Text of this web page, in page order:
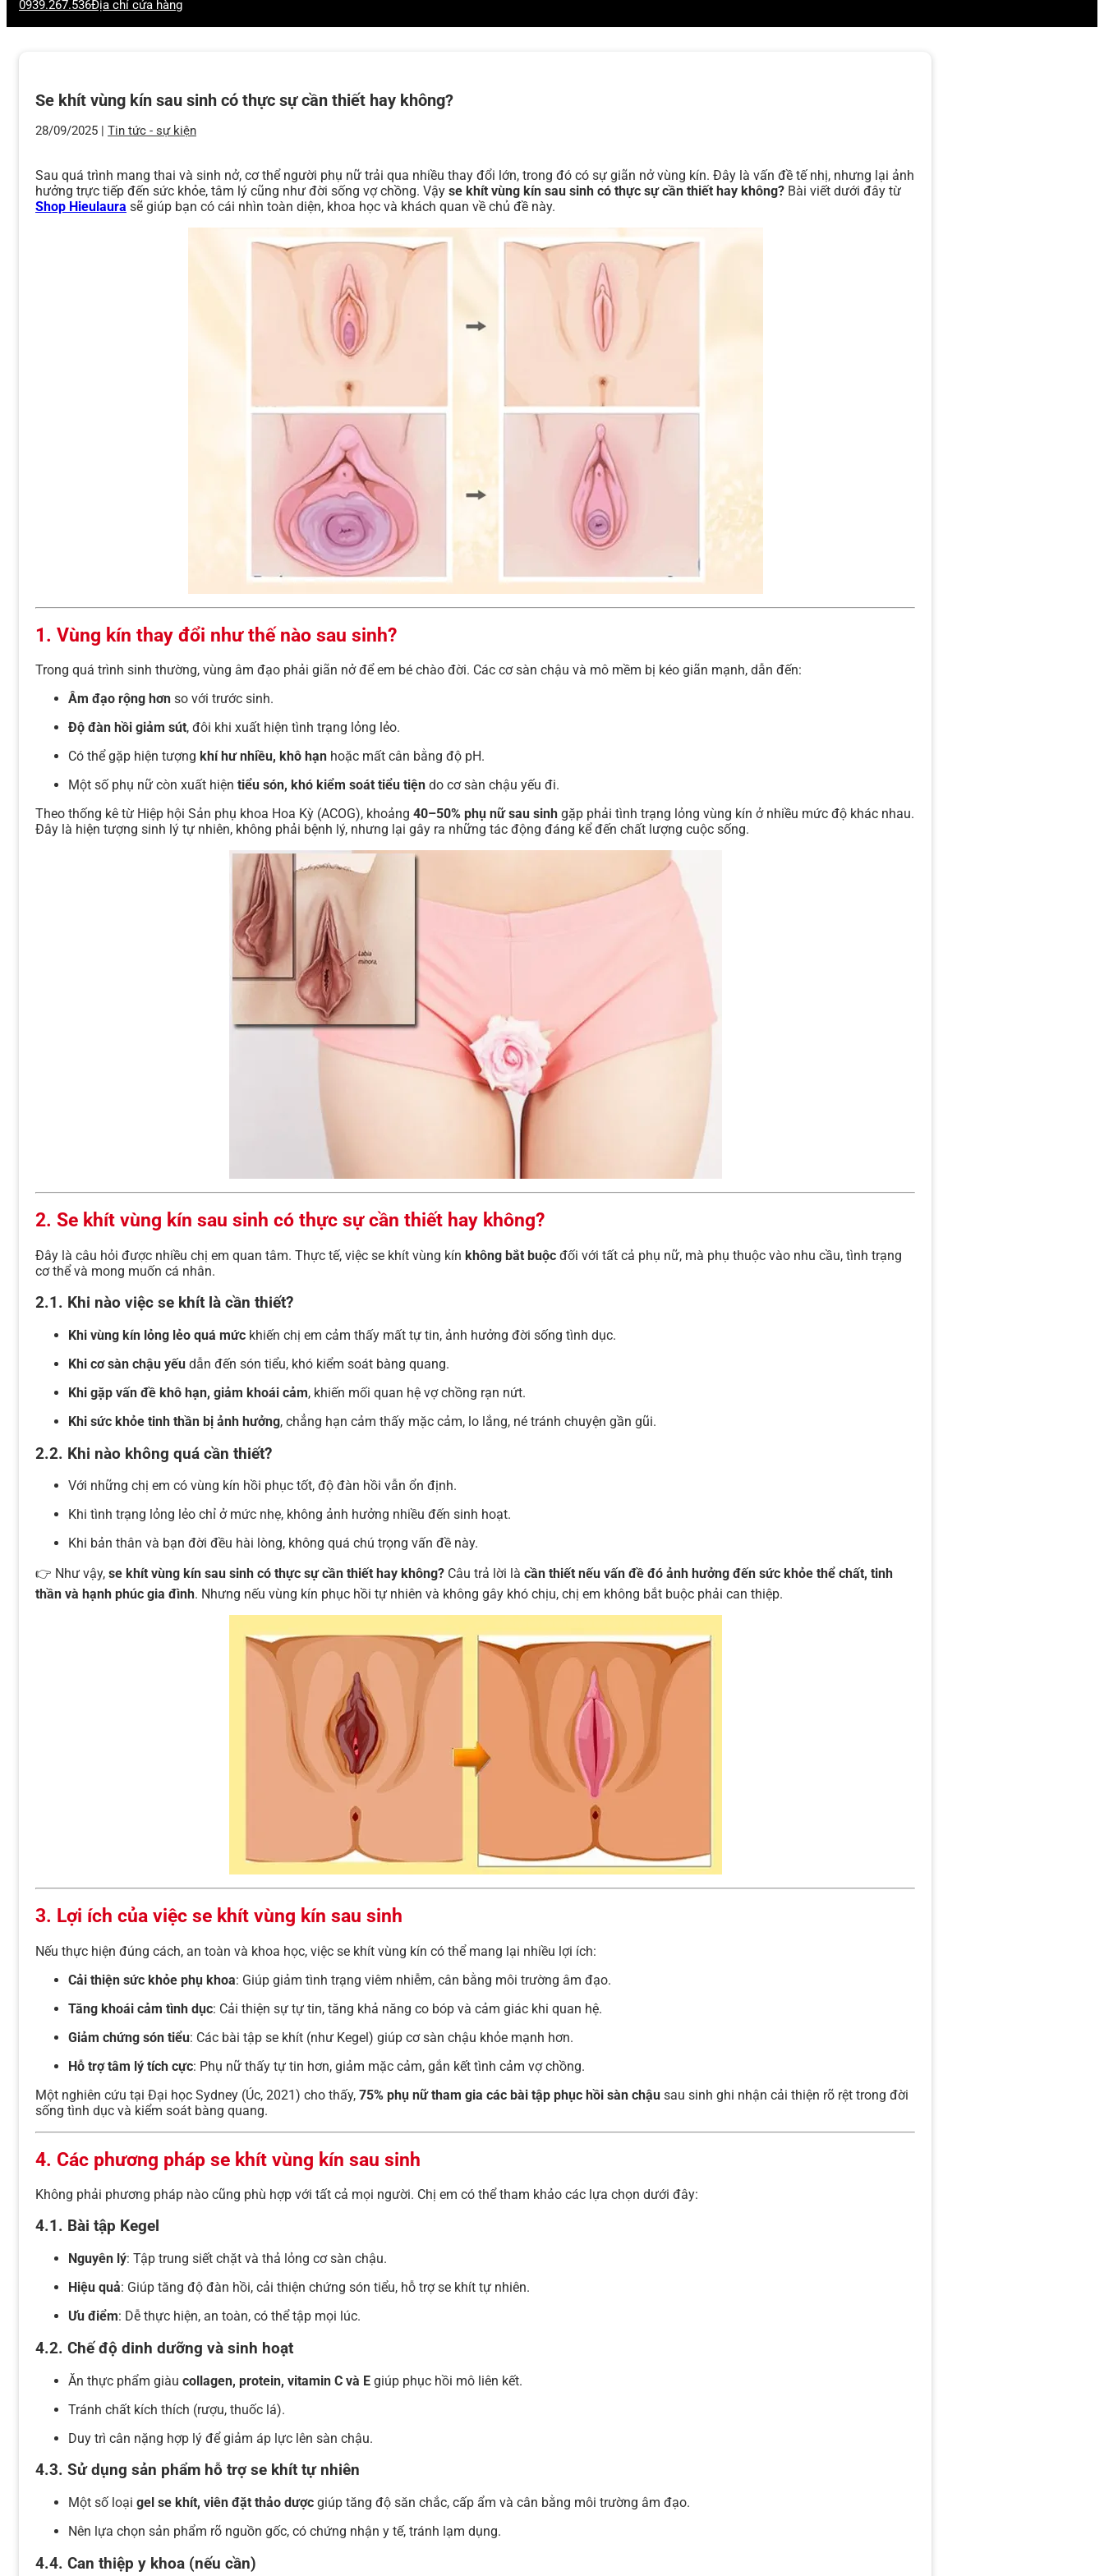
0939.267.536Địa chỉ cửa hàng
Se khít vùng kín sau sinh có thực sự cần thiết hay không?
28/09/2025 | Tin tức - sự kiện
Sau quá trình mang thai và sinh nở, cơ thể người phụ nữ trải qua nhiều thay đổi lớn, trong đó có sự giãn nở vùng kín. Đây là vấn đề tế nhị, nhưng lại ảnh
hưởng trực tiếp đến sức khỏe, tâm lý cũng như đời sống vợ chồng. Vậy se khít vùng kín sau sinh có thực sự cần thiết hay không? Bài viết dưới đây từ
Shop Hieulaura sẽ giúp bạn có cái nhìn toàn diện, khoa học và khách quan về chủ đề này.
1. Vùng kín thay đổi như thế nào sau sinh?
Trong quá trình sinh thường, vùng âm đạo phải giãn nở để em bé chào đời. Các cơ sàn chậu và mô mềm bị kéo giãn mạnh, dẫn đến:
Âm đạo rộng hơn so với trước sinh.
Độ đàn hồi giảm sút, đôi khi xuất hiện tình trạng lỏng lẻo.
Có thể gặp hiện tượng khí hư nhiều, khô hạn hoặc mất cân bằng độ pH.
Một số phụ nữ còn xuất hiện tiểu són, khó kiểm soát tiểu tiện do cơ sàn chậu yếu đi.
Theo thống kê từ Hiệp hội Sản phụ khoa Hoa Kỳ (ACOG), khoảng 40–50% phụ nữ sau sinh gặp phải tình trạng lỏng vùng kín ở nhiều mức độ khác nhau.
Đây là hiện tượng sinh lý tự nhiên, không phải bệnh lý, nhưng lại gây ra những tác động đáng kể đến chất lượng cuộc sống.
2. Se khít vùng kín sau sinh có thực sự cần thiết hay không?
Đây là câu hỏi được nhiều chị em quan tâm. Thực tế, việc se khít vùng kín không bắt buộc đối với tất cả phụ nữ, mà phụ thuộc vào nhu cầu, tình trạng
cơ thể và mong muốn cá nhân.
2.1. Khi nào việc se khít là cần thiết?
Khi vùng kín lỏng lẻo quá mức khiến chị em cảm thấy mất tự tin, ảnh hưởng đời sống tình dục.
Khi cơ sàn chậu yếu dẫn đến són tiểu, khó kiểm soát bàng quang.
Khi gặp vấn đề khô hạn, giảm khoái cảm, khiến mối quan hệ vợ chồng rạn nứt.
Khi sức khỏe tinh thần bị ảnh hưởng, chẳng hạn cảm thấy mặc cảm, lo lắng, né tránh chuyện gần gũi.
2.2. Khi nào không quá cần thiết?
Với những chị em có vùng kín hồi phục tốt, độ đàn hồi vẫn ổn định.
Khi tình trạng lỏng lẻo chỉ ở mức nhẹ, không ảnh hưởng nhiều đến sinh hoạt.
Khi bản thân và bạn đời đều hài lòng, không quá chú trọng vấn đề này.
👉 Như vậy, se khít vùng kín sau sinh có thực sự cần thiết hay không? Câu trả lời là cần thiết nếu vấn đề đó ảnh hưởng đến sức khỏe thể chất, tinh
thần và hạnh phúc gia đình. Nhưng nếu vùng kín phục hồi tự nhiên và không gây khó chịu, chị em không bắt buộc phải can thiệp.
3. Lợi ích của việc se khít vùng kín sau sinh
Nếu thực hiện đúng cách, an toàn và khoa học, việc se khít vùng kín có thể mang lại nhiều lợi ích:
Cải thiện sức khỏe phụ khoa: Giúp giảm tình trạng viêm nhiễm, cân bằng môi trường âm đạo.
Tăng khoái cảm tình dục: Cải thiện sự tự tin, tăng khả năng co bóp và cảm giác khi quan hệ.
Giảm chứng són tiểu: Các bài tập se khít (như Kegel) giúp cơ sàn chậu khỏe mạnh hơn.
Hỗ trợ tâm lý tích cực: Phụ nữ thấy tự tin hơn, giảm mặc cảm, gắn kết tình cảm vợ chồng.
Một nghiên cứu tại Đại học Sydney (Úc, 2021) cho thấy, 75% phụ nữ tham gia các bài tập phục hồi sàn chậu sau sinh ghi nhận cải thiện rõ rệt trong đời
sống tình dục và kiểm soát bàng quang.
4. Các phương pháp se khít vùng kín sau sinh
Không phải phương pháp nào cũng phù hợp với tất cả mọi người. Chị em có thể tham khảo các lựa chọn dưới đây:
4.1. Bài tập Kegel
Nguyên lý: Tập trung siết chặt và thả lỏng cơ sàn chậu.
Hiệu quả: Giúp tăng độ đàn hồi, cải thiện chứng són tiểu, hỗ trợ se khít tự nhiên.
Ưu điểm: Dễ thực hiện, an toàn, có thể tập mọi lúc.
4.2. Chế độ dinh dưỡng và sinh hoạt
Ăn thực phẩm giàu collagen, protein, vitamin C và E giúp phục hồi mô liên kết.
Tránh chất kích thích (rượu, thuốc lá).
Duy trì cân nặng hợp lý để giảm áp lực lên sàn chậu.
4.3. Sử dụng sản phẩm hỗ trợ se khít tự nhiên
Một số loại gel se khít, viên đặt thảo dược giúp tăng độ săn chắc, cấp ẩm và cân bằng môi trường âm đạo.
Nên lựa chọn sản phẩm rõ nguồn gốc, có chứng nhận y tế, tránh lạm dụng.
4.4. Can thiệp y khoa (nếu cần)